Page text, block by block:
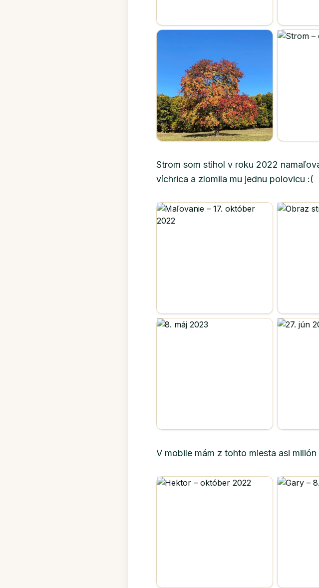
Strom som stihol v roku 2022
víchrica a zlomila mu jednu polovicu :(
V mobile mám z tohto miesta asi milión